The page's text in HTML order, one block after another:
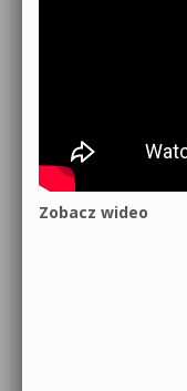
Zobacz wideo